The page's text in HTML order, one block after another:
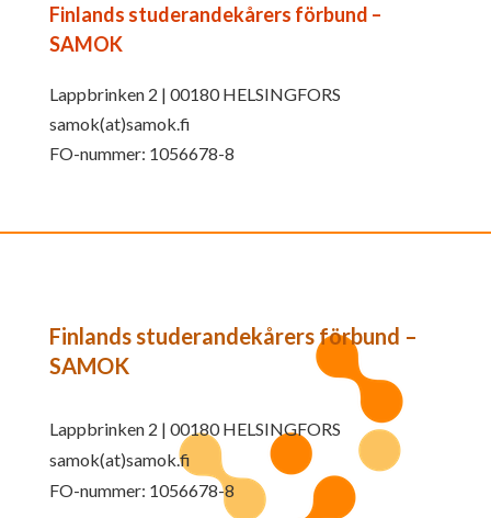
Finlands studerandekårers förbund –
SAMOK
Lappbrinken 2 | 00180 HELSINGFORS
samok(at)samok.fi
FO-nummer: 1056678-8
Finlands studerandekårers förbund –
SAMOK
Lappbrinken 2 | 00180 HELSINGFORS
samok(at)samok.fi
FO-nummer: 1056678-8